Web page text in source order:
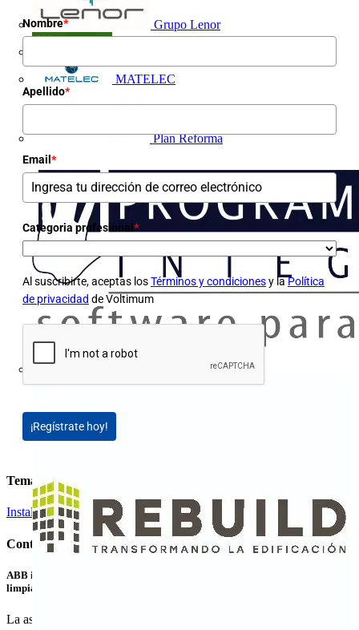
Grupo Lenor
MATELEC
Plan Reforma
Nombre*
Apellido*
Email *
Categoria profesional *
Al suscribirte, aceptas losTérminos y condicionesy laPolítica
de privacidad de Voltimum
¡Regístrate hoy!
Temas
Instalación eléctrica
Contenidos relacionados
ABB invierte en LevelTen Energy para contribuir al suministro de energía
limpia
La asociación y la inversión en LevelTen Energy, el...